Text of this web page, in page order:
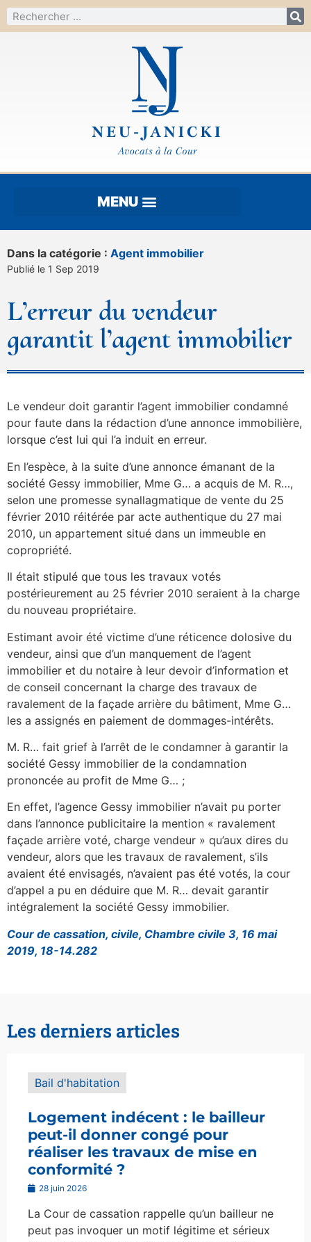
Dans la catégorie : Agent immobilier
Publié le 1 Sep 2019
L’erreur du vendeur
garantit l’agent immobilier
Le vendeur doit garantir l’agent immobilier condamné
pour faute dans la rédaction d’une annonce immobilière,
lorsque c’est lui qui l’a induit en erreur.
En l’espèce, à la suite d’une annonce émanant de la
société Gessy immobilier, Mme G… a acquis de M. R…,
selon une promesse synallagmatique de vente du 25
février 2010 réitérée par acte authentique du 27 mai
2010, un appartement situé dans un immeuble en
copropriété.
Il était stipulé que tous les travaux votés
postérieurement au 25 février 2010 seraient à la charge
du nouveau propriétaire.
Estimant avoir été victime d’une réticence dolosive du
vendeur, ainsi que d’un manquement de l’agent
immobilier et du notaire à leur devoir d’information et
de conseil concernant la charge des travaux de
ravalement de la façade arrière du bâtiment, Mme G…
les a assignés en paiement de dommages-intérêts.
M. R… fait grief à l’arrêt de le condamner à garantir la
société Gessy immobilier de la condamnation
prononcée au profit de Mme G… ;
En effet, l’agence Gessy immobilier n’avait pu porter
dans l’annonce publicitaire la mention « ravalement
façade arrière voté, charge vendeur » qu’aux dires du
vendeur, alors que les travaux de ravalement, s’ils
avaient été envisagés, n’avaient pas été votés, la cour
d’appel a pu en déduire que M. R… devait garantir
intégralement la société Gessy immobilier.
Cour de cassation, civile, Chambre civile 3, 16 mai
2019, 18-14.282
Les derniers articles
Bail d'habitation
Logement indécent : le bailleur
peut-il donner congé pour
réaliser les travaux de mise en
conformité ?
28 juin 2026
La Cour de cassation rappelle qu’un bailleur ne
peut pas invoquer un motif légitime et sérieux